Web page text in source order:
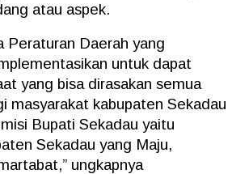
atau aspek.
Peraturan Daerah yang
untuk dapat
yang bisa dirasakan semua
masyarakat kabupaten Sekadau
Bupati Sekadau yaitu
Sekadau yang Maju,
ungkapnya